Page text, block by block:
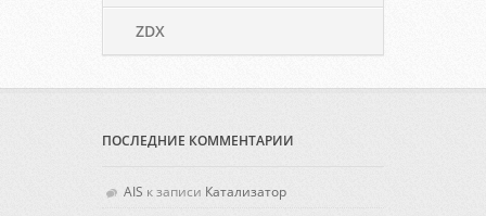
ZDX
ПОСЛЕДНИЕ КОММЕНТАРИИ
AIS к записи Катализатор